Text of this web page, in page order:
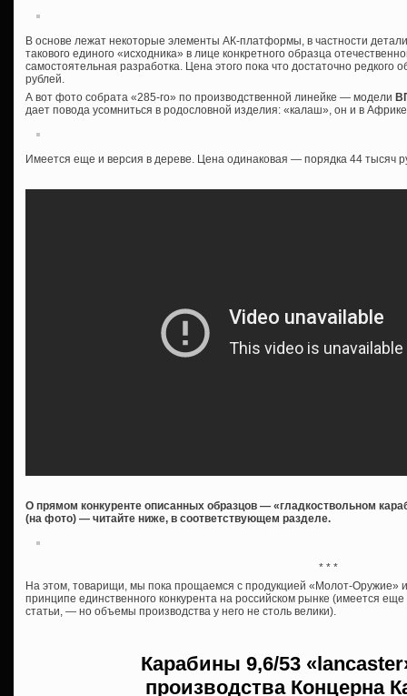
В основе лежат некоторые элементы АК-платформы, в частности
такового единого «исходника» в лице конкретного образца
самостоятельная разработка. Цена этого пока что достаточно редкого
рублей.
А вот фото собрата «285-го» по производственной линейке — модели
дает повода усомниться в родословной изделия: «калаш», он и в
Имеется еще и версия в дереве. Цена одинаковая — порядка 44 тысяч
О прямом конкуренте описанных образцов — «гладкоствольном
(на фото) — читайте ниже, в соответствующем разделе.
* * *
На этом, товарищи, мы пока прощаемся с продукцией «Молот-Оружие»
принципе единственного конкурента на российском рынке (имеется
статьи, — но объемы производства у него не столь велики).
Карабины 9,6/53
производства Концерна